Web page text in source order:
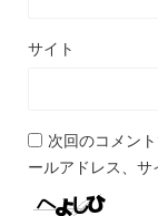
サイト
次回のコメン
ールアドレス、サ